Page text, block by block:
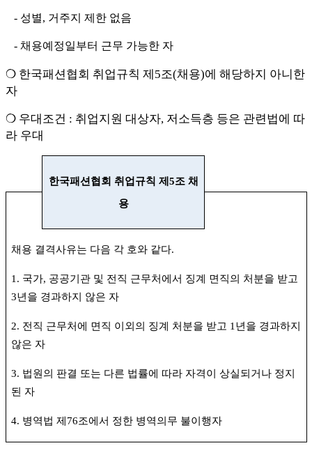
- 성별, 거주지 제한 없음
- 채용예정일부터 근무 가능한 자
❍ 한국패션협회 취업규칙 제 5조(채용)에 해당하지 아니한
자
❍ 우대조건 : 취업지원 대상자, 저소득층 등은 관련법에 따
라 우대
한국패션협회 취업규칙 제 5조 채
용
채용 결격사유는 다음 각 호와 같다.
1. 국가, 공공기관 및 전직 근무처에서 징계 면직의 처분을 받고
3년을 경과하지 않은 자
2. 전직 근무처에 면직 이외의 징계 처분을 받고 1년을 경과하지
않은 자
3. 법원의 판결 또는 다른 법률에 따라 자격이 상실되거나 정지
된 자
4. 병역법 제 76조에서 정한 병역의무 불이행자